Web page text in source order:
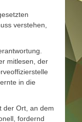
verstehen,
mitlesen, der
in die
der Ort, an dem
fordernd